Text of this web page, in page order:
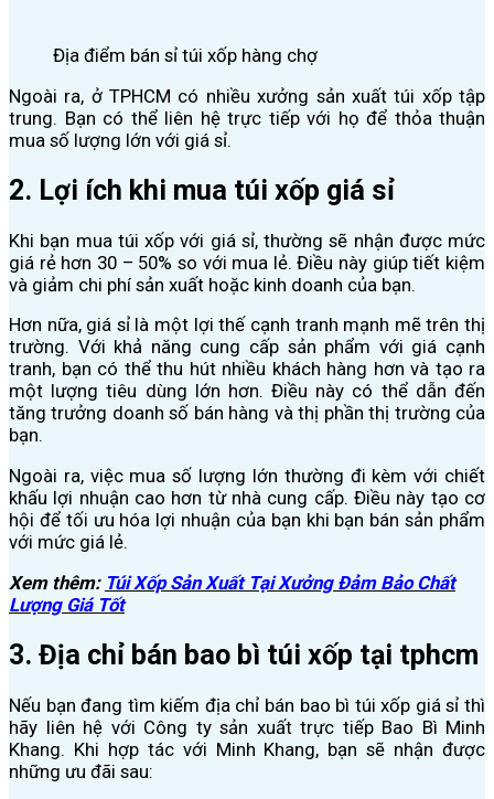
Địa điểm bán sỉ túi xốp hàng chợ
Ngoài ra, ở TPHCM có nhiều xưởng sản xuất túi xốp tập
trung. Bạn có thể liên hệ trực tiếp với họ để thỏa thuận
mua số lượng lớn với giá sỉ.
2. Lợi ích khi mua túi xốp giá sỉ
Khi bạn mua túi xốp với giá sỉ, thường sẽ nhận được mức
giá rẻ hơn 30 – 50% so với mua lẻ. Điều này giúp tiết kiệm
và giảm chi phí sản xuất hoặc kinh doanh của bạn.
Hơn nữa, giá sỉ là một lợi thế cạnh tranh mạnh mẽ trên thị
trường. Với khả năng cung cấp sản phẩm với giá cạnh
tranh, bạn có thể thu hút nhiều khách hàng hơn và tạo ra
một lượng tiêu dùng lớn hơn. Điều này có thể dẫn đến
tăng trưởng doanh số bán hàng và thị phần thị trường của
bạn.
Ngoài ra, việc mua số lượng lớn thường đi kèm với chiết
khấu lợi nhuận cao hơn từ nhà cung cấp. Điều này tạo cơ
hội để tối ưu hóa lợi nhuận của bạn khi bạn bán sản phẩm
với mức giá lẻ.
Xem thêm: Túi Xốp Sản Xuất Tại Xưởng Đảm Bảo Chất
Lượng Giá Tốt
3. Địa chỉ bán bao bì túi xốp tại tphcm
Nếu bạn đang tìm kiếm địa chỉ bán bao bì túi xốp giá sỉ thì
hãy liên hệ với Công ty sản xuất trực tiếp Bao Bì Minh
Khang. Khi hợp tác với Minh Khang, bạn sẽ nhận được
những ưu đãi sau: